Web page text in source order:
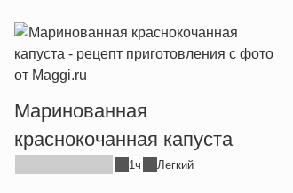
Маринованная
краснокочанная капуста
1ч Легкий